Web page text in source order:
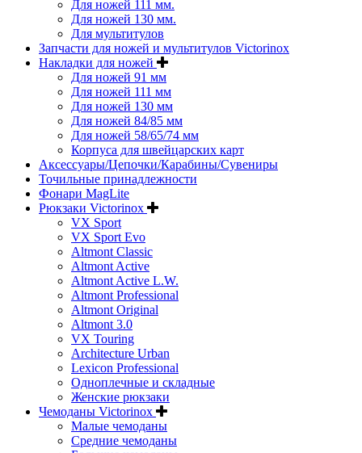
Для ножей 111 мм.
Для ножей 130 мм.
Для мультитулов
Запчасти для ножей и мультитулов Victorinox
Накладки для ножей
Для ножей 91 мм
Для ножей 111 мм
Для ножей 130 мм
Для ножей 84/85 мм
Для ножей 58/65/74 мм
Корпуса для швейцарских карт
Аксессуары/Цепочки/Карабины/Сувениры
Точильные принадлежности
Фонари MagLite
Рюкзаки Victorinox
VX Sport
VX Sport Evo
Altmont Classic
Altmont Active
Altmont Active L.W.
Altmont Professional
Altmont Original
Altmont 3.0
VX Touring
Architecture Urban
Lexicon Professional
Одноплечные и складные
Женские рюкзаки
Чемоданы Victorinox
Малые чемоданы
Средние чемоданы